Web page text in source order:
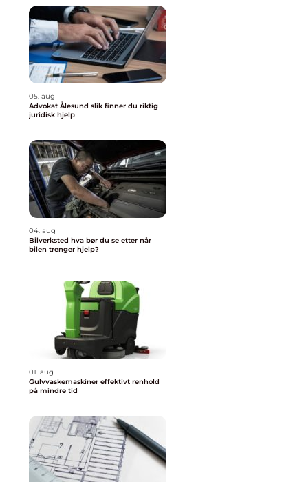
05. aug
Advokat Ålesund slik finner du riktig
juridisk hjelp
04. aug
Bilverksted hva bør du se etter når
bilen trenger hjelp?
01. aug
Gulvvaskemaskiner effektivt renhold
på mindre tid